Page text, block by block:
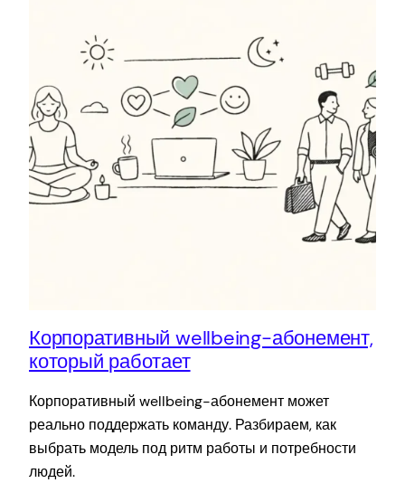
Корпоративный wellbeing-абонемент,
который работает
Корпоративный wellbeing-абонемент может
реально поддержать команду. Разбираем, как
выбрать модель под ритм работы и потребности
людей.